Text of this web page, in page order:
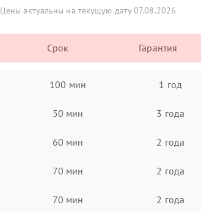
Цены актуальны на текущую дату 07.08.2026
Срок Гарантия
100 мин 1 год
50 мин 3 года
60 мин 2 года
70 мин 2 года
70 мин 2 года